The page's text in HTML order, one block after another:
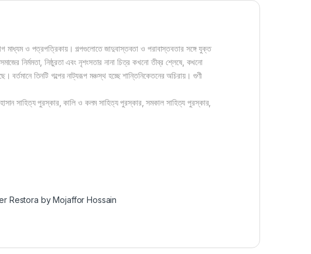
মাধ্যম ও পত্রপত্রিকায়। গল্পগুলোতে জাদুবাস্তবতা ও পরাবাস্তবতার সঙ্গে যুক্ত
নির্মমতা, নিষ্ঠুরতা এবং নৃশংসতার নানা চিত্র কখনো তীব্র শ্লেষে, কখনো
তিনটি গল্পের নাট্যরূপ মঞ্চস্থ হচ্ছে শান্তিনিকেতনের অচিরায়। গুণী
সাহিত্য পুরস্কার, কালি ও কলম সাহিত্য পুরস্কার, সমকাল সাহিত্য পুরস্কার,
Restora by Mojaffor Hossain